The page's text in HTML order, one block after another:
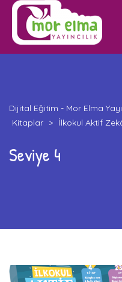
Dijital Eğitim - Mor Elma
Kitaplar > İlkokul Aktif
Seviye 4